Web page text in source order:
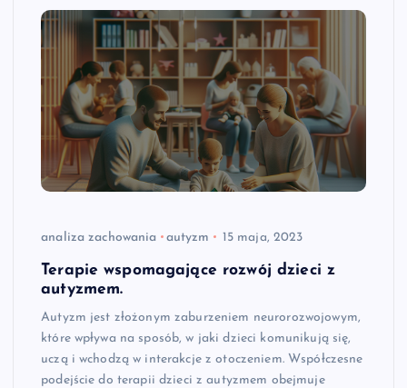
analiza zachowania autyzm 15 maja, 2023
Terapie wspomagające rozwój dzieci z
autyzmem.
Autyzm jest złożonym zaburzeniem neurorozwojowym,
które wpływa na sposób, w jaki dzieci komunikują się,
uczą i wchodzą w interakcje z otoczeniem. Współczesne
podejście do terapii dzieci z autyzmem obejmuje